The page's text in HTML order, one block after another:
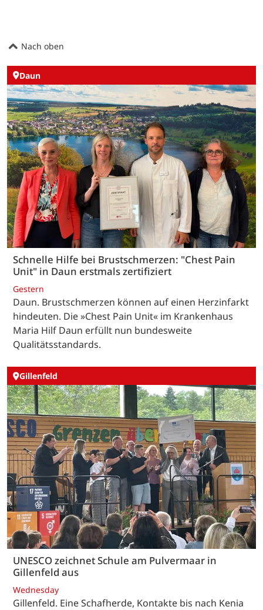
Nach oben
Daun
Schnelle Hilfe bei Brustschmerzen: "Chest Pain
Unit" in Daun erstmals zertifiziert
Gestern
Daun. Brustschmerzen können auf einen Herzinfarkt
hindeuten. Die »Chest Pain Unit« im Krankenhaus
Maria Hilf Daun erfüllt nun bundesweite
Qualitätsstandards.
Gillenfeld
UNESCO zeichnet Schule am Pulvermaar in
Gillenfeld aus
Wednesday
Gillenfeld. Eine Schafherde, Kontakte bis nach Kenia